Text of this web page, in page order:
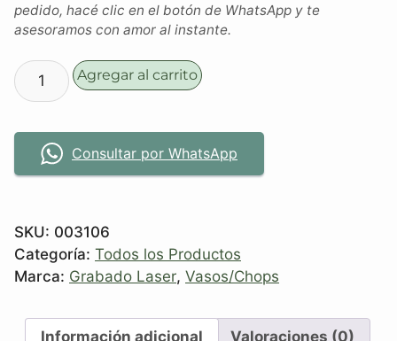
pedido, hacé clic en el botón de WhatsApp y te
asesoramos con amor al instante.
Agregar al carrito
Consultar por WhatsApp
SKU: 003106
Categoría: Todos los Productos
Marca: Grabado Laser, Vasos/Chops
Información adicional Valoraciones (0)